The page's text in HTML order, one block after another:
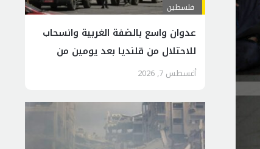
فلسطين
عدوان واسع بالضفة الغربية وانسحاب
للاحتلال من قلنديا بعد يومين من
هدم المنازل
أغسطس 7, 2026